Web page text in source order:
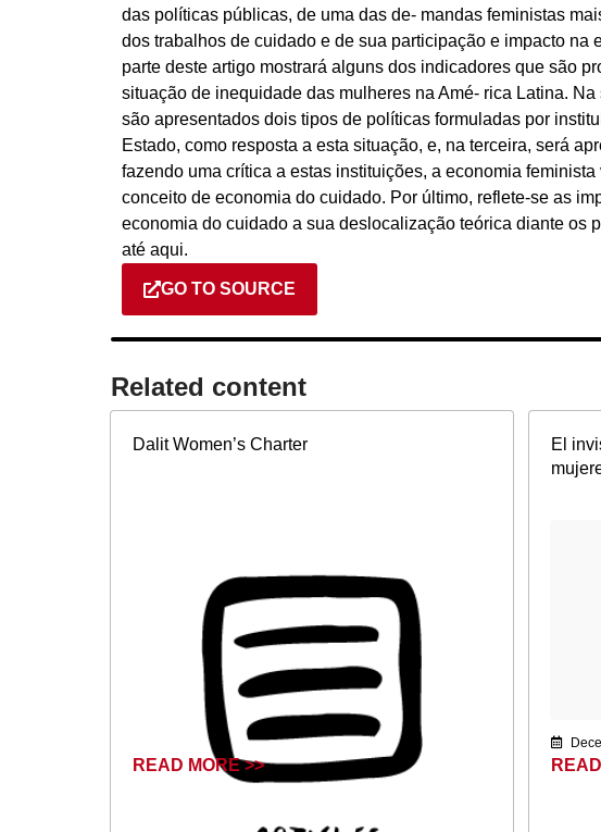
das políticas públicas, de uma das de- mandas feministas
dos trabalhos de cuidado e de sua participação e impacto na
parte deste artigo mostrará alguns dos indicadores que são
situação de inequidade das mulheres na Amé- rica Latina.
são apresentados dois tipos de políticas formuladas por
Estado, como resposta a esta situação, e, na terceira, será
fazendo uma crítica a estas instituições, a economia
conceito de economia do cuidado. Por último, reflete-se as
economia do cuidado a sua deslocalização teórica diante os
até aqui.
GO TO SOURCE
Related content​
Dalit Women’s Charter
READ MORE >>
El